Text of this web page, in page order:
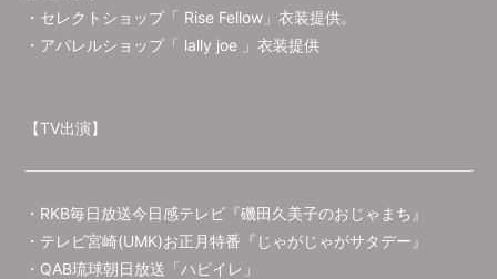
・セレクトショップ「 Rise Fellow」衣装提供。
・アパレルショップ「 lally joe 」衣装提供
【TV出演】
・RKB毎日放送今日感テレビ『磯田久美子のおじゃまち』
・テレビ宮崎(UMK)お正月特番『じゃがじゃがサタデー』
・QAB琉球朝日放送「ハピイレ」